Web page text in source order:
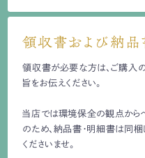
領収書および納品
領収書が必要な方は、ご購入
旨をお伝えください。
当店では環境保全の観点から
のため、納品書・明細書は同梱
くださいませ。